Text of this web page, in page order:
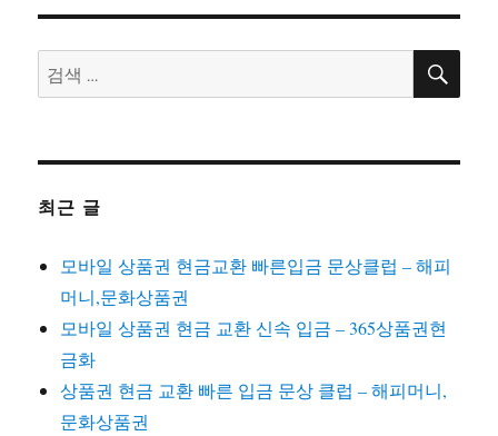
색
검
색:
검
최근 글
모바일 상품권 현금교환 빠른입금 문상클럽 – 해피
머니,문화상품권
모바일 상품권 현금 교환 신속 입금 – 365상품권현
금화
상품권 현금 교환 빠른 입금 문상 클럽 – 해피머니,
문화상품권